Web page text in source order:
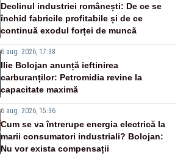
Declinul industriei românești: De ce se
închid fabricile profitabile și de ce
continuă exodul forței de muncă
6 aug. 2026, 17:38
Ilie Bolojan anunță ieftinirea
carburanților: Petromidia revine la
capacitate maximă
6 aug. 2026, 15:36
Cum se va întrerupe energia electrică la
marii consumatori industriali? Bolojan:
Nu vor exista compensații